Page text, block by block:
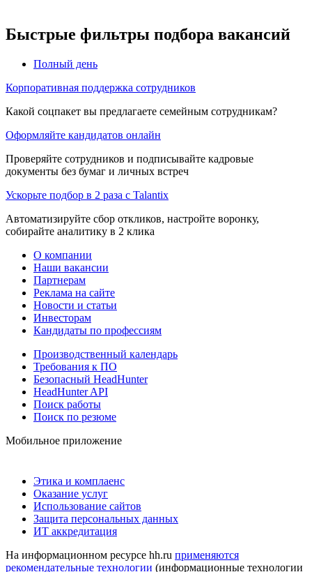
Быстрые фильтры подбора вакансий
Полный день
Корпоративная поддержка сотрудников
Какой соцпакет вы предлагаете семейным сотрудникам?
Оформляйте кандидатов онлайн
Проверяйте сотрудников и подписывайте кадровые
документы без бумаг и личных встреч
Ускорьте подбор в 2 раза с Talantix
Автоматизируйте сбор откликов, настройте воронку,
собирайте аналитику в 2 клика
О компании
Наши вакансии
Партнерам
Реклама на сайте
Новости и статьи
Инвесторам
Кандидаты по профессиям
Производственный календарь
Требования к ПО
Безопасный HeadHunter
HeadHunter API
Поиск работы
Поиск по резюме
Мобильное приложение
Этика и комплаенс
Оказание услуг
Использование сайтов
Защита персональных данных
ИТ аккредитация
На информационном ресурсе hh.ru применяются
рекомендательные технологии (информационные технологии